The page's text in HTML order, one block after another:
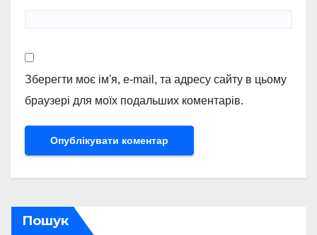
Зберегти моє ім'я, e-mail, та адресу сайту в цьому
браузері для моїх подальших коментарів.
Пошук